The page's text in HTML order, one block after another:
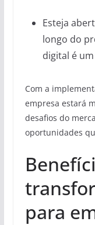
Esteja
longo do
digital é
Com a
empresa estará
desafios do
oportunidades
para